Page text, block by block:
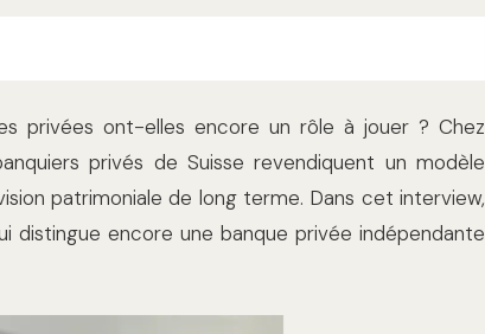
privées ont-elles encore un rôle à jouer ? Chez
privés de Suisse revendiquent un modèle
patrimoniale de long terme. Dans cet interview,
distingue encore une banque privée indépendante